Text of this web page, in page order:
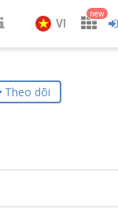
VI
new
Theo dõi